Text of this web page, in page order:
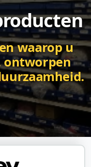
waarop u